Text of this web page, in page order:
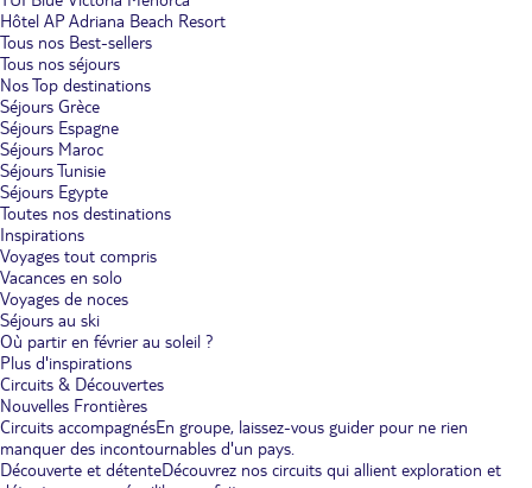
Hôtel AP Adriana Beach Resort
Tous nos Best-sellers
Tous nos séjours
Nos Top destinations
Séjours Grèce
Séjours Espagne
Séjours Maroc
Séjours Tunisie
Séjours Egypte
Toutes nos destinations
Inspirations
Voyages tout compris
Vacances en solo
Voyages de noces
Séjours au ski
Où partir en février au soleil ?
Plus d'inspirations
Circuits & Découvertes
Nouvelles Frontières
Circuits accompagnésEn groupe, laissez-vous guider pour ne rien
manquer des incontournables d'un pays.
Découverte et détenteDécouvrez nos circuits qui allient exploration et